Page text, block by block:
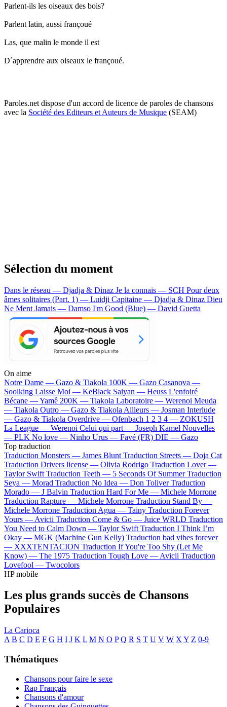
Parlent-ils les oiseaux des bois?
Parlent latin, aussi françoué
Las, que malin le monde il est
D´apprendre aux oiseaux le françoué.
Paroles.net dispose d'un accord de licence de paroles de chansons
avec la Société des Editeurs et Auteurs de Musique (SEAM)
Sélection du moment
Dans le réseau — Djadja & Dinaz Je la connais — SCH Pour deux
âmes solitaires (Part. 1) — Luidji Capitaine — Djadja & Dinaz Dieu
Ne Ment Jamais — Damso I'm Good (Blue) — David Guetta
On aime
Notre Dame — Gazo & Tiakola 100K — Gazo Casanova —
Soolking Laisse Moi — KeBlack Saiyan — Heuss L'enfoiré
Bécane —Yamê 200K — Tiakola Laboratoire — Werenoi Meuda
— Tiakola Outro — Gazo & Tiakola Ailleurs — Josman Interlude
— Gazo & Tiakola Overdrive — Ofenbach 1 2 3 4 — ZOKUSH
La League — Werenoi Celui qui part — Joseph Kamel Nouvelles
— PLK No love — Ninho Urus — Favé (FR) DIE — Gazo
Top traduction
Traduction Monsters — James Blunt Traduction Streets — Doja Cat
Traduction Drivers license — Olivia Rodrigo Traduction Lover —
Taylor Swift Traduction Teeth — 5 Seconds Of Summer Traduction
Seya — Morad Traduction No Idea — Don Toliver Traduction
Morado — J Balvin Traduction Hard For Me — Michele Morrone
Traduction Rapture — Michele Morrone Traduction Stand By —
Michele Morrone Traduction Agua — Tainy Traduction Forever
Yours — Avicii Traduction Come & Go — Juice WRLD Traduction
You Need to Calm Down — Taylor Swift Traduction I Think I’m
Okay — MGK (Machine Gun Kelly) Traduction bad vibes forever
— XXXTENTACION Traduction If You're Too Shy (Let Me
Know) — The 1975 Traduction Tough Love — Avicii Traduction
Lovefool — Twocolors
HP mobile
Les plus grands succès de Chansons
Populaires
La Carioca
A B C D E F G H I J K L M N O P Q R S T U V W X Y Z 0-9
Thématiques
Chansons pour faire le sexe
Rap Français
Chansons d'amour